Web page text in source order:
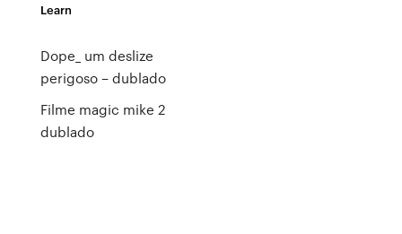
Learn
Dope_ um deslize
perigoso – dublado
Filme magic mike 2
dublado